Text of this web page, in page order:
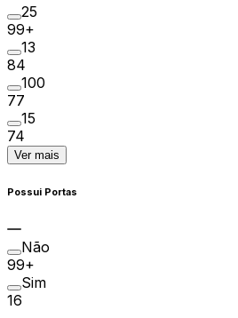
25
99+
13
84
100
77
15
74
Ver mais
Possui Portas
Não
99+
Sim
16